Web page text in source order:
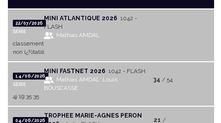
22/07/2026
SERIE
MINI ATLANTIQUE 2026 1042 -
FLASH
Mathias AMDAL
classement
non ï¿½tabli
14/06/2026
SERIE
MINI FASTNET 2026 1042 - FLASH
Mathias AMDAL Louis
BOUSCASSE
34 / 54
4j 19:35:35
04/06/2026
TROPHEE MARIE-AGNES PERON
21 /